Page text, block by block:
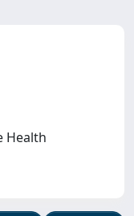
Health